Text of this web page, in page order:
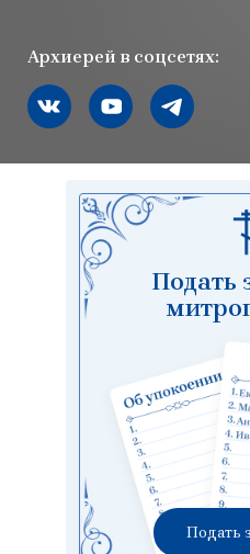
Архиерей в соцсетях:
Мы вконтакте
Мы в youtube
Мы в
Подать
Подать